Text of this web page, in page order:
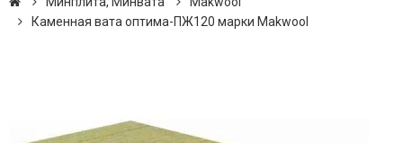
Каменная вата оптима-ПЖ120 марки Makwool